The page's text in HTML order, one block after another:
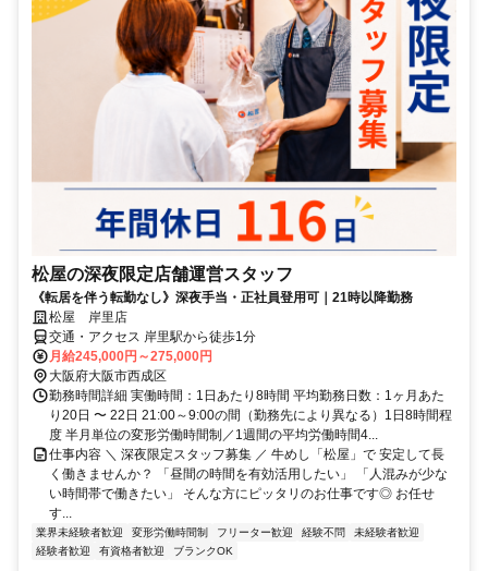
松屋の深夜限定店舗運営スタッフ
《転居を伴う転勤なし》深夜手当・正社員登用可｜21時以降勤務
松屋 岸里店
交通・アクセス 岸里駅から徒歩1分
月給245,000円～275,000円
大阪府大阪市西成区
勤務時間詳細 実働時間：1日あたり8時間 平均勤務日数：1ヶ月あた
り20日 〜 22日 21:00～9:00の間（勤務先により異なる）1日8時間程
度 半月単位の変形労働時間制／1週間の平均労働時間4...
仕事内容 ＼ 深夜限定スタッフ募集 ／ 牛めし「松屋」で 安定して長
く働きませんか？ 「昼間の時間を有効活用したい」 「人混みが少な
い時間帯で働きたい」 そんな方にピッタリのお仕事です◎ お任せ
す...
業界未経験者歓迎 変形労働時間制 フリーター歓迎 経験不問
未経験者歓迎
経験者歓迎
有資格者歓迎 ブランクOK